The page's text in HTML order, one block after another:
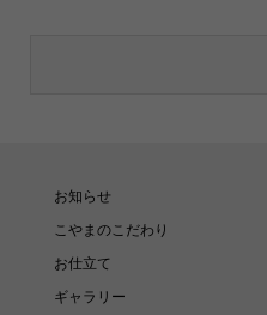
お知らせ
こやまのこだわり
お仕立て
ギャラリー